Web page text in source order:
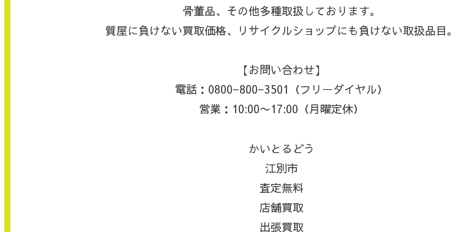
骨董品、その他多種取扱しております。
質屋に負けない買取価格、リサイクルショップにも負けない取扱品目。
【お問い合わせ】
電話：0800−800−3501（フリーダイヤル）
営業：10:00〜17:00（月曜定休）
かいとるどう
江別市
査定無料
店舗買取
出張買取